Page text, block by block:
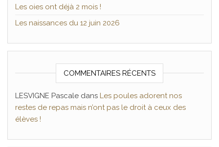
Les oies ont déjà 2 mois !
Les naissances du 12 juin 2026
COMMENTAIRES RÉCENTS
LESVIGNE Pascale dans Les poules adorent nos
restes de repas mais n’ont pas le droit à ceux des
élèves !